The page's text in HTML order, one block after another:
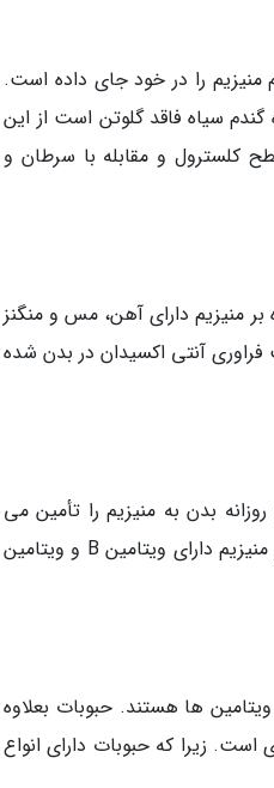
منبعی سرشار از منیزیم است. گندم سیاه حدود 393 میلی گرم منیزیم را در خود جای داده است.
گندم سیاه فاقد گلوتن است از این
کلسترول و مقابله با سرطان و
منیزیم دارای آهن، مس و منگنز
فراوری آنتی اکسیدان در بدن شده
میلی گرم منیزیم است که 15 درصد از احتیاج روزانه بدن به منیزیم را تأمین می
نماید. آووکادو این میوه خوشمزه و که در بین مواد غذایی سرشار از منیزیم است، علاوه بر منیزیم دارای ویتامین B و ویتامین
ها هستند. حبوبات بعلاوه
زیرا که حبوبات دارای انواع